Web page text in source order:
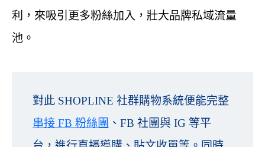
利，來吸引更多粉絲加入，壯大品牌私域流量
池。
對此 SHOPLINE 社群購物系統便能完整
串接 FB 粉絲團 、FB 社團與 IG 等平